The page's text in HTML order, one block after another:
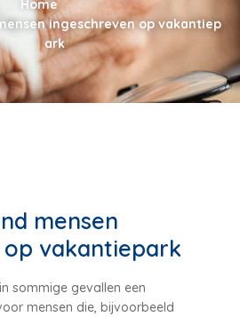
Home
ingeschreven op vakantiep
ark
mensen
op vakantiepark
sommige gevallen een
mensen die, bijvoorbeeld